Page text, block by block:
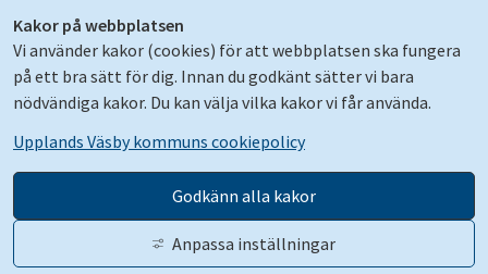
Kakor på webbplatsen
Vi använder kakor (cookies) för att webbplatsen ska fungera
på ett bra sätt för dig. Innan du godkänt sätter vi bara
nödvändiga kakor. Du kan välja vilka kakor vi får använda.
Upplands Väsby kommuns cookiepolicy
Godkänn alla kakor
Anpassa inställningar